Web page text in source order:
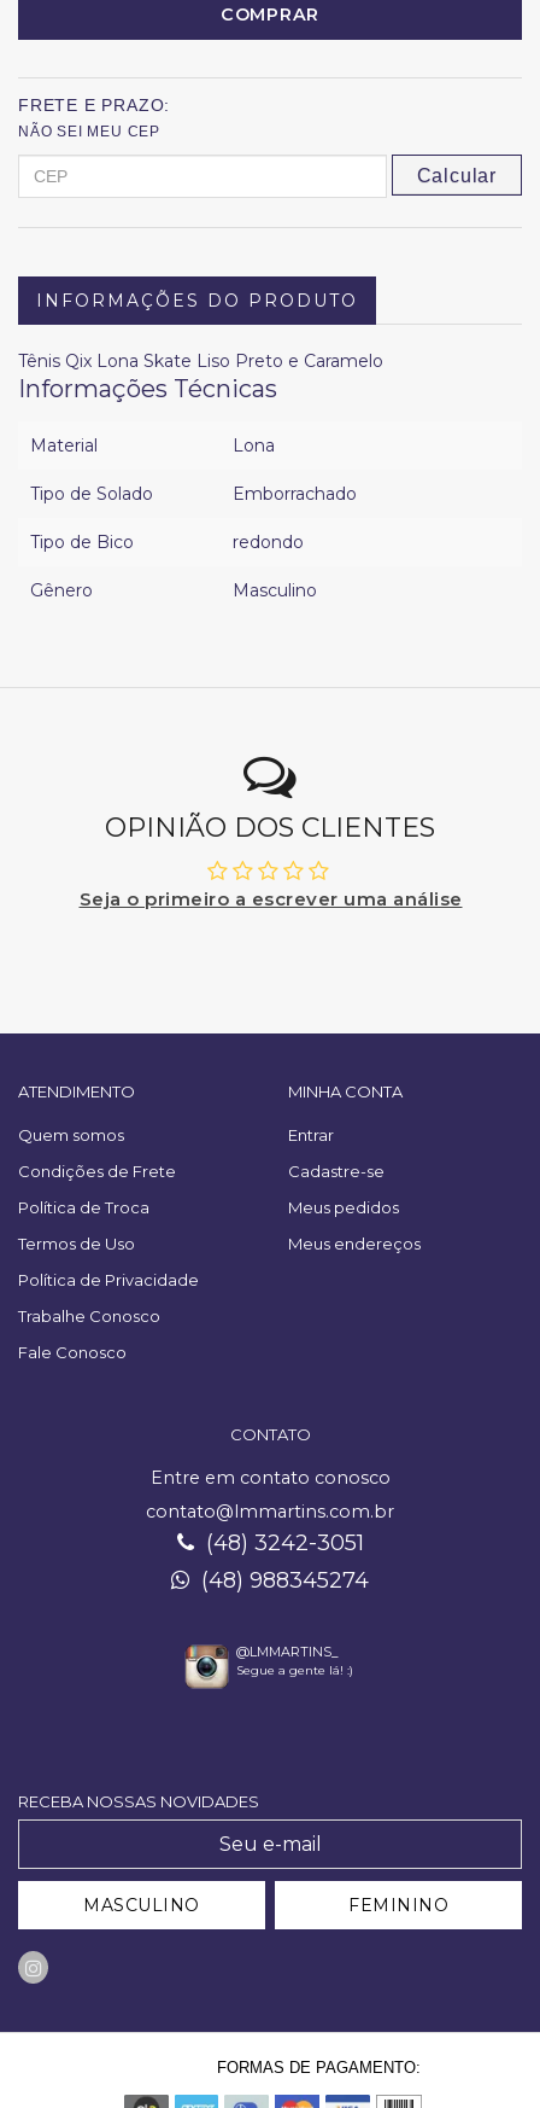
COMPRAR
FRETE E PRAZO:
NÃO SEI MEU CEP
Calcular
INFORMAÇÕES DO PRODUTO
Tênis Qix Lona Skate Liso Preto e Caramelo
Informações Técnicas
Material Lona
Tipo de Solado Emborrachado
Tipo de Bico redondo
Gênero Masculino
OPINIÃO DOS CLIENTES
Seja o primeiro a escrever uma análise
ATENDIMENTO
Quem somos
Condições de Frete
Política de Troca
Termos de Uso
Política de Privacidade
Trabalhe Conosco
Fale Conosco
MINHA CONTA
Entrar
Cadastre-se
Meus pedidos
Meus endereços
CONTATO
Entre em contato conosco
contato@lmmartins.com.br
(48) 3242-3051
(48) 988345274
@LMMARTINS_
Segue a gente lá! :)
RECEBA NOSSAS NOVIDADES
MASCULINO FEMININO
FORMAS DE PAGAMENTO: